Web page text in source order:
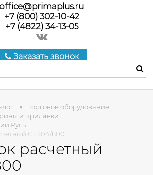
office@primaplus.ru
+7 (800) 302-10-42
+7 (4822) 34-13-05
Заказать звонок
Торговое оборудование
и прилавки
Русь
СТЛ04/800
расчетный